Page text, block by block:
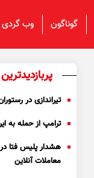
گوناگون وب گردی
پربازدیدترین
تیراندازی در رستوران
ترامپ از حمله به
هشدار پلیس فتا
معاملات آنلاین